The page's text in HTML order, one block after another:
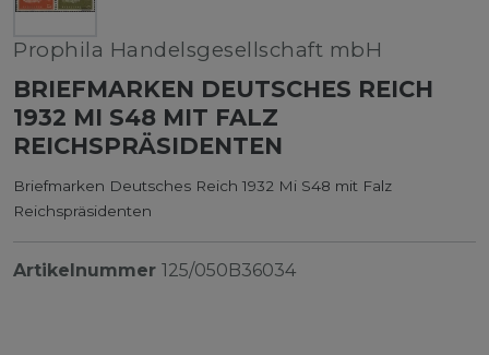
Prophila Handelsgesellschaft mbH
BRIEFMARKEN DEUTSCHES REICH
1932 MI S48 MIT FALZ
REICHSPRÄSIDENTEN
Briefmarken Deutsches Reich 1932 Mi S48 mit Falz
Reichspräsidenten
Artikelnummer 125/050B36034